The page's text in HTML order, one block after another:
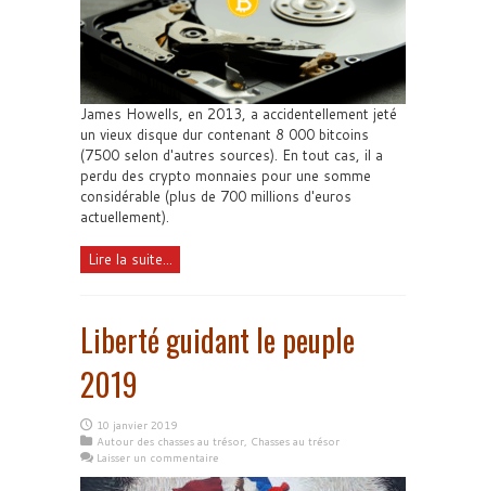
James Howells, en 2013, a accidentellement jeté
un vieux disque dur contenant 8 000 bitcoins
(7500 selon d'autres sources). En tout cas, il a
perdu des crypto monnaies pour une somme
considérable (plus de 700 millions d'euros
actuellement).
Lire la suite...
Liberté guidant le peuple
2019
10 janvier 2019
Autour des chasses au trésor, Chasses au trésor
Laisser un commentaire